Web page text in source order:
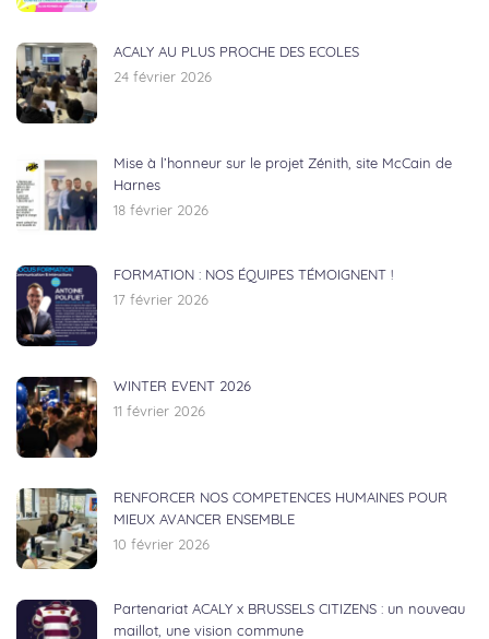
ACALY AU PLUS PROCHE DES ECOLES
24 février 2026
Mise à l’honneur sur le projet Zénith, site McCain de
Harnes
18 février 2026
FORMATION : NOS ÉQUIPES TÉMOIGNENT !
17 février 2026
WINTER EVENT 2026
11 février 2026
RENFORCER NOS COMPETENCES HUMAINES POUR
MIEUX AVANCER ENSEMBLE
10 février 2026
Partenariat ACALY x BRUSSELS CITIZENS : un nouveau
maillot, une vision commune